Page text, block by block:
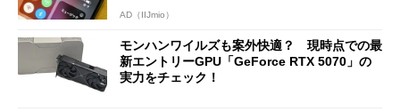
AD（IIJmio）
モンハンワイルズも案外快適？ 現時点での最
新エントリーGPU「GeForce RTX 5070」の
実力をチェック！